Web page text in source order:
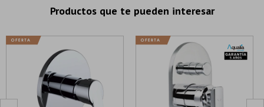
Productos que te pueden interesar